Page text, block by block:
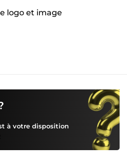
logo et image
à votre disposition